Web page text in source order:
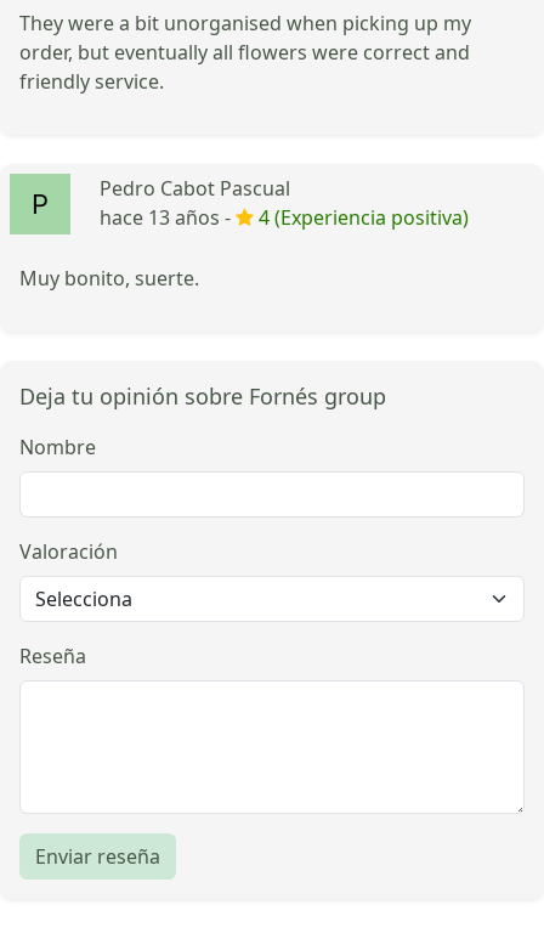
They were a bit unorganised when picking up my
order, but eventually all flowers were correct and
friendly service.
Pedro Cabot Pascual
hace 13 años -
4 (Experiencia positiva)
Muy bonito, suerte.
Deja tu opinión sobre Fornés group
Nombre
Valoración
Reseña
Enviar reseña